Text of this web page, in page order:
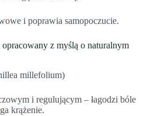
i poprawia samopoczucie.
opracowany z myślą o naturalnym
millefolium)
i regulującym – łagodzi bóle
krążenie.